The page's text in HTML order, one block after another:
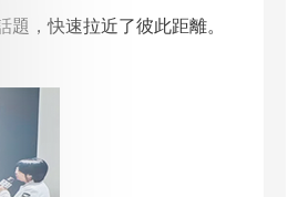
，快速拉近了彼此距離。